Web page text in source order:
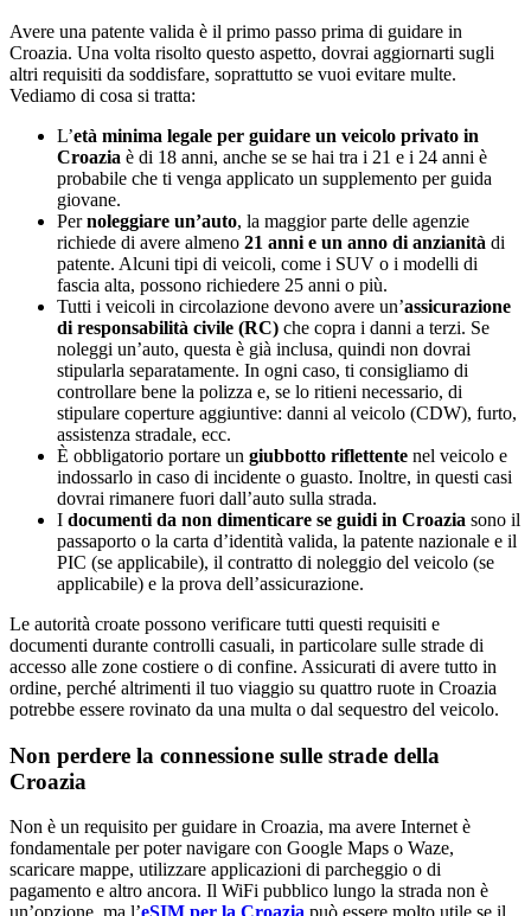
Avere una patente valida è il primo passo prima di guidare in
Croazia. Una volta risolto questo aspetto, dovrai aggiornarti sugli
altri requisiti da soddisfare, soprattutto se vuoi evitare multe.
Vediamo di cosa si tratta:
L’età minima legale per guidare un veicolo privato in
Croazia è di 18 anni, anche se se hai tra i 21 e i 24 anni è
probabile che ti venga applicato un supplemento per guida
giovane.
Pernoleggiare un’auto, la maggior parte delle agenzie
richiede di avere almeno 21 anni e un anno di anzianità di
patente. Alcuni tipi di veicoli, come i SUV o i modelli di
fascia alta, possono richiedere 25 anni o più.
Tutti i veicoli in circolazione devono avere un’assicurazione
di responsabilità civile (RC) che copra i danni a terzi. Se
noleggi un’auto, questa è già inclusa, quindi non dovrai
stipularla separatamente. In ogni caso, ti consigliamo di
controllare bene la polizza e, se lo ritieni necessario, di
stipulare coperture aggiuntive: danni al veicolo (CDW), furto,
assistenza stradale, ecc.
È obbligatorio portare un giubbotto riflettente nel veicolo e
indossarlo in caso di incidente o guasto. Inoltre, in questi casi
dovrai rimanere fuori dall’auto sulla strada.
I documenti da non dimenticare se guidi in Croazia sono il
passaporto o la carta d’identità valida, la patente nazionale e il
PIC (se applicabile), il contratto di noleggio del veicolo (se
applicabile) e la prova dell’assicurazione.
Le autorità croate possono verificare tutti questi requisiti e
documenti durante controlli casuali, in particolare sulle strade di
accesso alle zone costiere o di confine. Assicurati di avere tutto in
ordine, perché altrimenti il tuo viaggio su quattro ruote in Croazia
potrebbe essere rovinato da una multa o dal sequestro del veicolo.
Non perdere la connessione sulle strade della
Croazia
Non è un requisito per guidare in Croazia, ma avere Internet è
fondamentale per poter navigare con Google Maps o Waze,
scaricare mappe, utilizzare applicazioni di parcheggio o di
pagamento e altro ancora. Il WiFi pubblico lungo la strada non è